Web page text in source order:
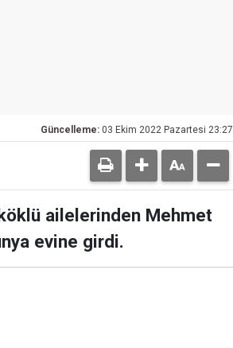
Güncelleme: 03 Ekim 2022 Pazartesi 23:27
ailelerinden Mehmet
evine girdi.